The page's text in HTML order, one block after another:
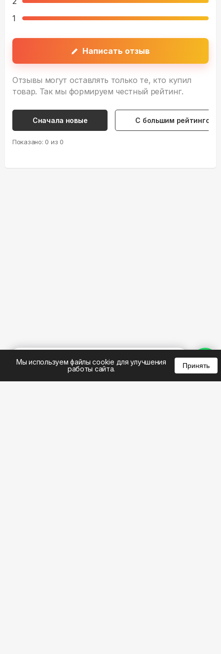
1
Написать отзыв
Отзывы могут оставлять только те, кто купил
товар. Так мы формируем честный рейтинг.
Сначала новые С большим рейтингом
Показано: 0 из 0
Мы используем файлы cookie для улучшения
работы сайта.
Принять